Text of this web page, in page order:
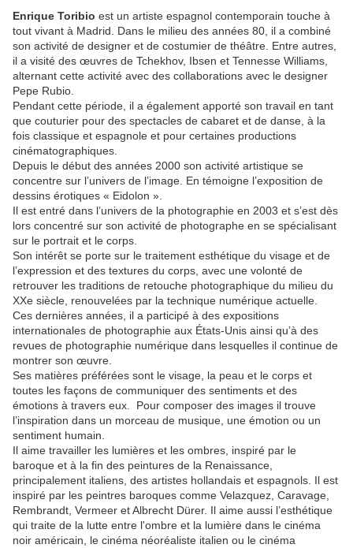
Enrique Toribio est un artiste espagnol contemporain touche à
tout vivant à Madrid. Dans le milieu des années 80, il a combiné
son activité de designer et de costumier de théâtre. Entre autres,
il a visité des œuvres de Tchekhov, Ibsen et Tennesse Williams,
alternant cette activité avec des collaborations avec le designer
Pepe Rubio.
Pendant cette période, il a également apporté son travail en tant
que couturier pour des spectacles de cabaret et de danse, à la
fois classique et espagnole et pour certaines productions
cinématographiques.
Depuis le début des années 2000 son activité artistique se
concentre sur l’univers de l’image. En témoigne l’exposition de
dessins érotiques « Eidolon ».
Il est entré dans l’univers de la photographie en 2003 et s’est dès
lors concentré sur son activité de photographe en se spécialisant
sur le portrait et le corps.
Son intérêt se porte sur le traitement esthétique du visage et de
l’expression et des textures du corps, avec une volonté de
retrouver les traditions de retouche photographique du milieu du
XXe siècle, renouvelées par la technique numérique actuelle.
Ces dernières années, il a participé à des expositions
internationales de photographie aux États-Unis ainsi qu’à des
revues de photographie numérique dans lesquelles il continue de
montrer son œuvre.
Ses matières préférées sont le visage, la peau et le corps et
toutes les façons de communiquer des sentiments et des
émotions à travers eux. Pour composer des images il trouve
l’inspiration dans un morceau de musique, une émotion ou un
sentiment humain.
Il aime travailler les lumières et les ombres, inspiré par le
baroque et à la fin des peintures de la Renaissance,
principalement italiens, des artistes hollandais et espagnols. Il est
inspiré par les peintres baroques comme Velazquez, Caravage,
Rembrandt, Vermeer et Albrecht Dürer. Il aime aussi l’esthétique
qui traite de la lutte entre l'ombre et la lumière dans le cinéma
noir américain, le cinéma néoréaliste italien ou le cinéma